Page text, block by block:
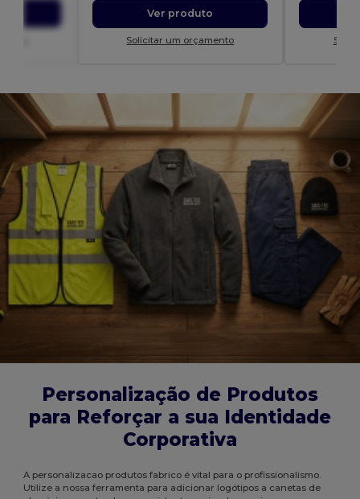
Ver produto
Solicitar um orçamento
Personalização de Produtos
para Reforçar a sua Identidade
Corporativa
A personalizacao produtos fabrico é vital para o profissionalismo.
Utilize a nossa ferramenta para adicionar logótipos a canetas de